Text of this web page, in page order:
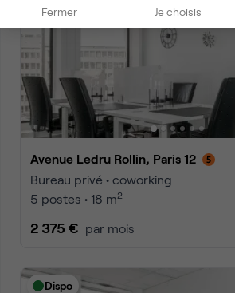
Avenue Ledru Rollin, Paris 12
Bureau privé • coworking
5 postes • 18 m2
2 375 € par mois
Dispo
Fermer Je choisis